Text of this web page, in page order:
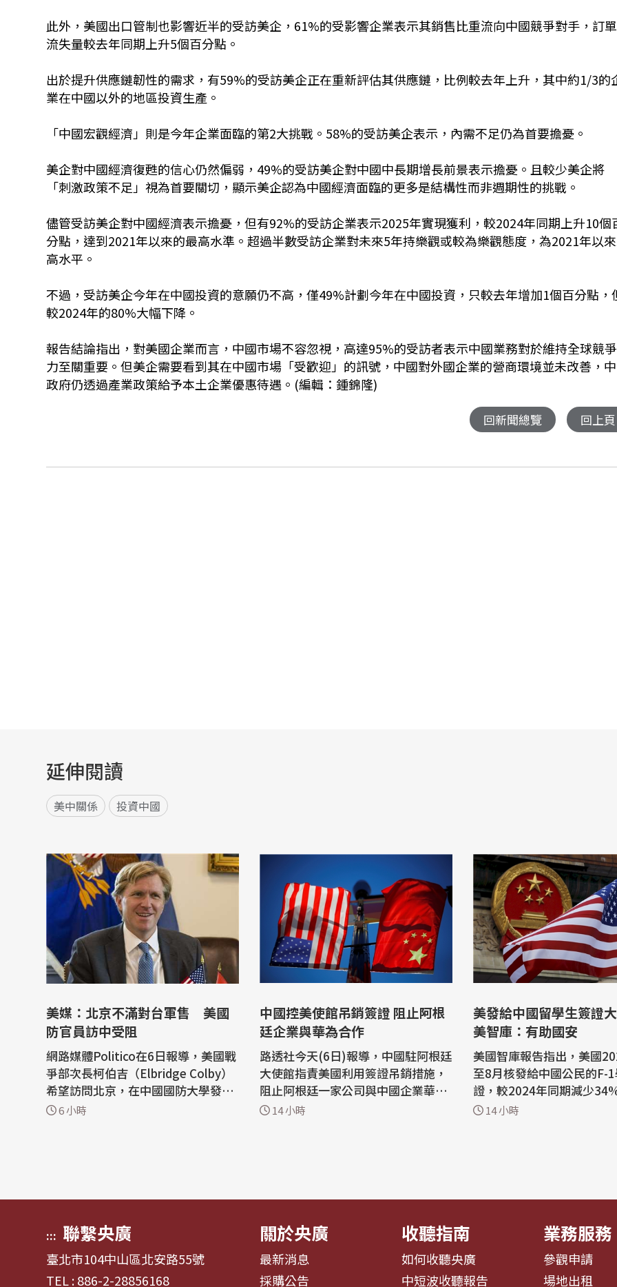
此外，美國出口管制也影響近半的受訪美企，61%的受影響企業表示其銷售比重流向中國競爭對手，訂單
流失量較去年同期上升5個百分點。
出於提升供應鏈韌性的需求，有59%的受訪美企正在重新評估其供應鏈，比例較去年上升，其中約1/3的
業在中國以外的地區投資生產。
「中國宏觀經濟」則是今年企業面臨的第2大挑戰。58%的受訪美企表示，內需不足仍為首要擔憂。
美企對中國經濟復甦的信心仍然偏弱，49%的受訪美企對中國中長期增長前景表示擔憂。且較少美企將
「刺激政策不足」視為首要關切，顯示美企認為中國經濟面臨的更多是結構性而非週期性的挑戰。
儘管受訪美企對中國經濟表示擔憂，但有92%的受訪企業表示2025年實現獲利，較2024年同期上升10個
分點，達到2021年以來的最高水準。超過半數受訪企業對未來5年持樂觀或較為樂觀態度，為2021年以
高水平。
不過，受訪美企今年在中國投資的意願仍不高，僅49%計劃今年在中國投資，只較去年增加1個百分點，
較2024年的80%大幅下降。
報告結論指出，對美國企業而言，中國市場不容忽視，高達95%的受訪者表示中國業務對於維持全球競爭
力至關重要。但美企需要看到其在中國市場「受歡迎」的訊號，中國對外國企業的營商環境並未改善，
政府仍透過產業政策給予本土企業優惠待遇。(編輯：鍾錦隆)
回新聞總覽 回上頁
延伸閱讀
美中關係 投資中國
美媒：北京不滿對台軍售 美國
防官員訪中受阻
網路媒體Politico在6日報導，美國戰
爭部次長柯伯吉（Elbridge Colby）
希望訪問北京，在中國國防大學發表
談話，但中方對去年底批准的110億
6 小時
中國控美使館吊銷簽證 阻止阿根
廷企業與華為合作
路透社今天(6日)報導，中國駐阿根廷
大使館指責美國利用簽證吊銷措施，
阻止阿根廷一家公司與中國企業華為
(Huawei)的合作，稱此舉是對國家主
14 小時
美發給中國留學生簽證
美智庫：有助國安
美國智庫報告指出，美國
至8月核發給中國公民的F-
證，較2024年同期減少
認為，減少中國留學生有
14 小時
::: 聯繫央廣
臺北市104中山區北安路55號
TEL : 886-2-28856168
關於央廣
最新消息
採購公告
收聽指南
如何收聽央廣
中短波收聽報告
業務服務
參觀申請
場地出租